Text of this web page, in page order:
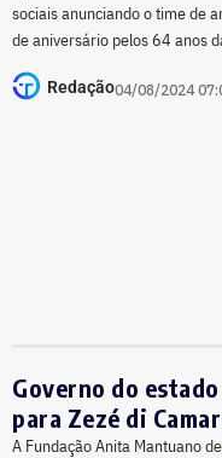
sociais anunciando o time de
de aniversário pelos 64 anos
Redação04/08/2024
Governo do
para Zezé di
A Fundação Anita Mantuano